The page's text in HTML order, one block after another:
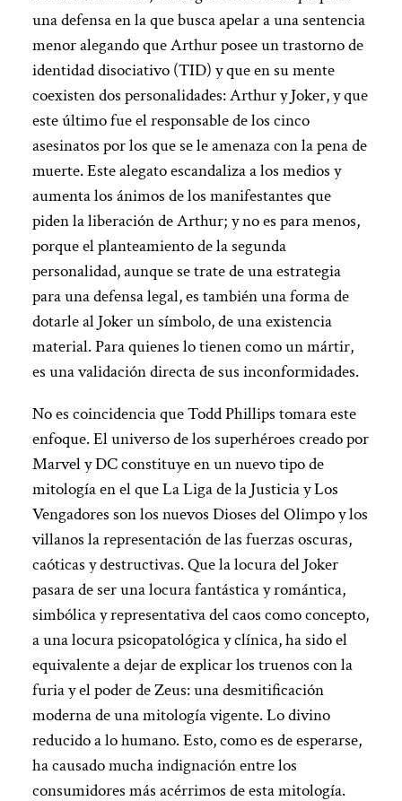
una defensa en la que busca apelar a una sentencia
menor alegando que Arthur posee un trastorno de
identidad disociativo (TID) y que en su mente
coexisten dos personalidades: Arthur y Joker, y que
este último fue el responsable de los cinco
asesinatos por los que se le amenaza con la pena de
muerte. Este alegato escandaliza a los medios y
aumenta los ánimos de los manifestantes que
piden la liberación de Arthur; y no es para menos,
porque el planteamiento de la segunda
personalidad, aunque se trate de una estrategia
para una defensa legal, es también una forma de
dotarle al Joker un símbolo, de una existencia
material. Para quienes lo tienen como un mártir,
es una validación directa de sus inconformidades.
No es coincidencia que Todd Phillips tomara este
enfoque. El universo de los superhéroes creado por
Marvel y DC constituye en un nuevo tipo de
mitología en el que La Liga de la Justicia y Los
Vengadores son los nuevos Dioses del Olimpo y los
villanos la representación de las fuerzas oscuras,
caóticas y destructivas. Que la locura del Joker
pasara de ser una locura fantástica y romántica,
simbólica y representativa del caos como concepto,
a una locura psicopatológica y clínica, ha sido el
equivalente a dejar de explicar los truenos con la
furia y el poder de Zeus: una desmitificación
moderna de una mitología vigente. Lo divino
reducido a lo humano. Esto, como es de esperarse,
ha causado mucha indignación entre los
consumidores más acérrimos de esta mitología.